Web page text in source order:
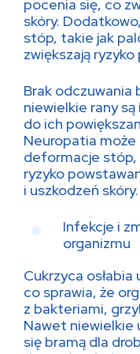
pocenia się, co
skóry.
stóp, takie jak
zwiększają
Brak odczuwania
niewielkie rany
do ich
Neuropatia
deformacje stóp,
ryzyko
i uszkodzeń skóry.
Infekcje i
organizmu
Cukrzyca osłabia
co sprawia, że
z bakteriami,
Nawet niewielkie
się bramą dla